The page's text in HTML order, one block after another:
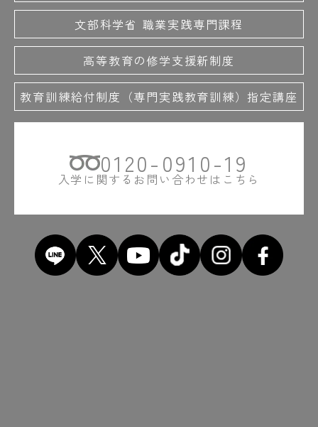
0120-0910-19
入学に関するお問い合わせはこちら
文部科学省 職業実践専門課程
高等教育の修学支援新制度
教育訓練給付制度（専門実践教育訓練）指定講座